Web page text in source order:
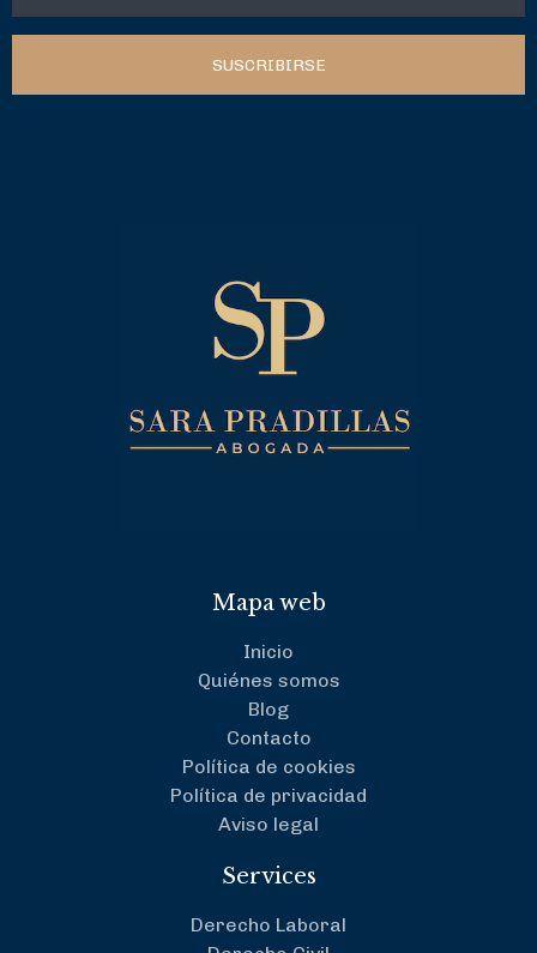
SUSCRIBIRSE
Mapa web
Inicio
Quiénes somos
Blog
Contacto
Política de cookies
Política de privacidad
Aviso legal
Services
Derecho Laboral